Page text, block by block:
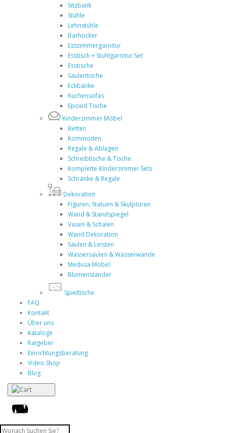
Sitzbank
Stühle
Lehnstühle
Barhocker
Esszimmergarnitur
Esstisch + Stuhlgarnitur Set
Esstische
Säulentische
Eckbänke
Küchensofas
Epoxid Tische
Kinderzimmer Möbel
Betten
Kommoden
Regale & Ablagen
Schreibtische & Tische
Komplette Kinderzimmer Sets
Schränke & Regale
Dekoration
Figuren, Statuen & Skulpturen
Wand & Standspiegel
Vasen & Schalen
Wand Dekoration
Säulen & Leisten
Wassersäulen & Wasserwände
Medusa Möbel
Blumenständer
Spieltische
FAQ
Kontakt
Über uns
Kataloge
Ratgeber
Einrichtungsberatung
Video Shop
Blog